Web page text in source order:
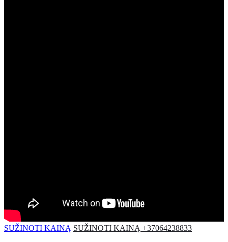
SUŽINOTI KAINĄ SUŽINOTI KAINĄ +37064238833